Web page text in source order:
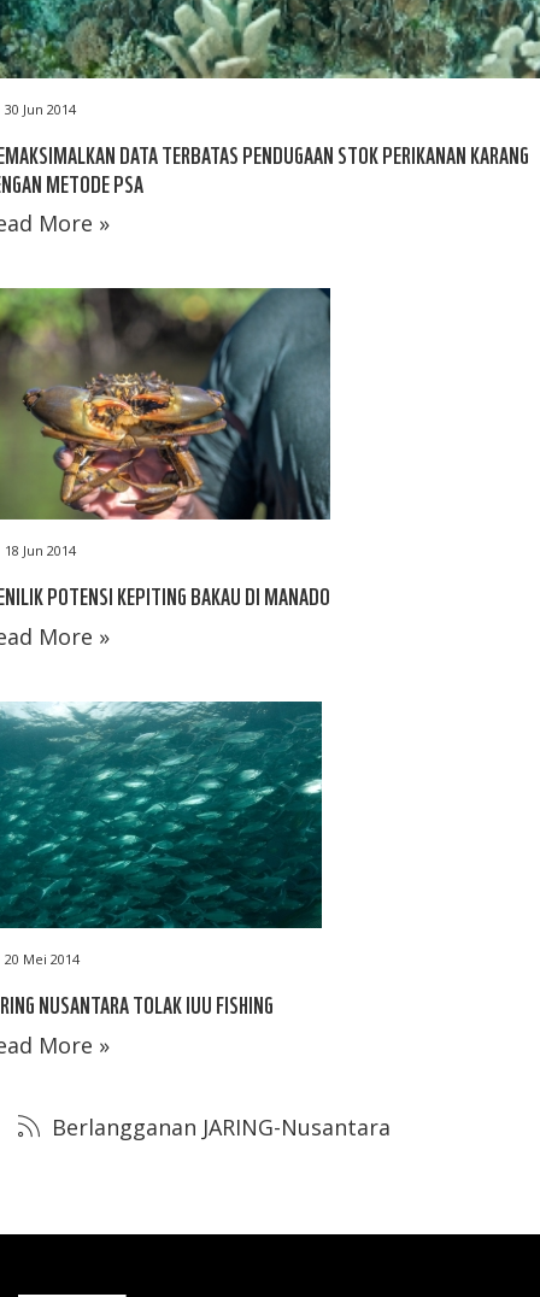
30 Jun 2014
DATA TERBATAS PENDUGAAN STOK PERIKANAN KARANG
METODE PSA
More »
18 Jun 2014
POTENSI KEPITING BAKAU DI MANADO
More »
20 Mei 2014
NUSANTARA TOLAK IUU FISHING
More »
Berlangganan JARING-Nusantara